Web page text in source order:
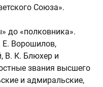
Союза».
до «полковника».
Ворошилов,
В. К. Блюхер и
звания высшего
и адмиральские,